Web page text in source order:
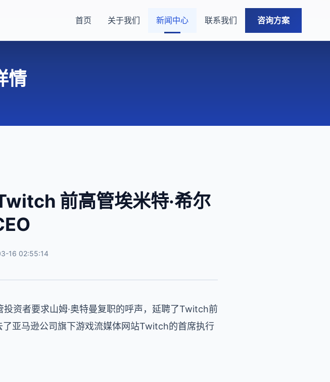
首页 关于我们 新闻中心 联系我们 咨询方案
情
前高管埃米特·希尔
16 02:55:14
资者要求山姆·奥特曼复职的呼声，延聘了Twitch前
亚马逊公司旗下游戏流媒体网站Twitch的首席执行